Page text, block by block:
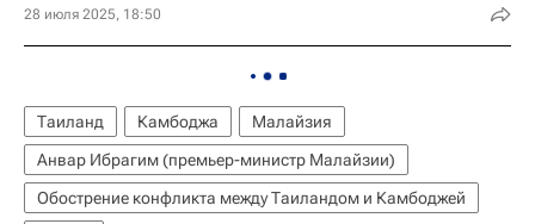
28 июля 2025, 18:50
Таиланд Камбоджа
Малайзия
Анвар Ибрагим (премьер-министр Малайзии)
Обострение конфликта между Таиландом и Камбоджей